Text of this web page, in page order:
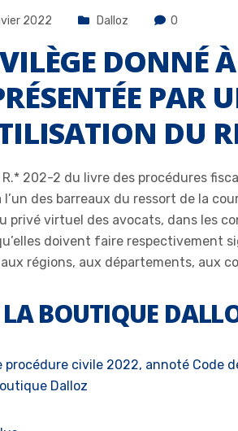
2022 Dalloz 0
DONNÉ
PAR
DU
R.* 202-2 du livre des procédures
l’un des barreaux du ressort de la
privé virtuel des avocats, dans les
doivent faire respectivement
régions, aux départements, aux
LA BOUTIQUE
procédure civile 2022, annoté Code
Dalloz